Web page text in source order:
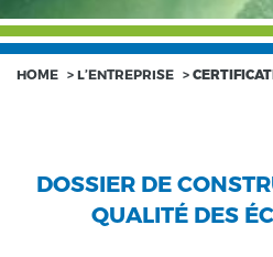
HOME > L’ENTREPRISE >
DOSSIER DE
QUALITÉ DES